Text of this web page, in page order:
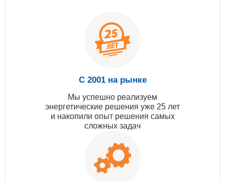
С 2001 на рынке
Мы успешно реализуем
энергетические решения уже 25 лет
и накопили опыт решения самых
сложных задач